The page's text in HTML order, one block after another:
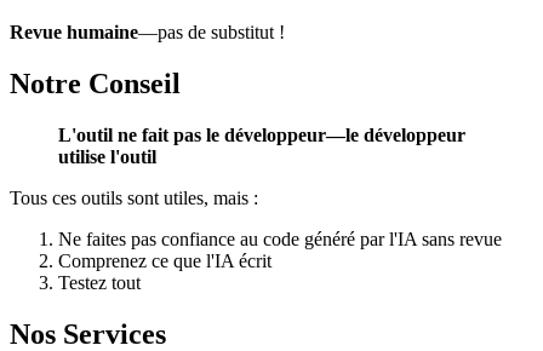
Revue humaine—pas de substitut !
Notre Conseil
L'outil ne fait pas le développeur—le développeur
utilise l'outil
Tous ces outils sont utiles, mais :
Ne faites pas confiance au code généré par l'IA sans revue
Comprenez ce que l'IA écrit
Testez tout
Nos Services